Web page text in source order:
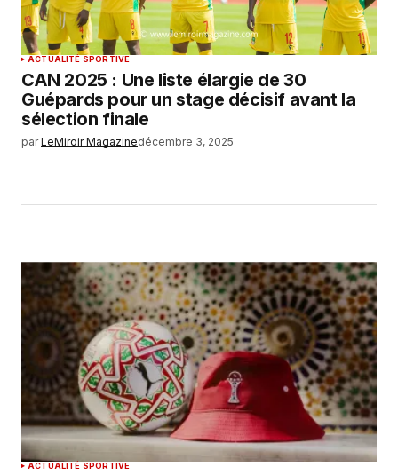
ACTUALITÉ SPORTIVE
CAN 2025 : Une liste élargie de 30
Guépards pour un stage décisif avant la
sélection finale
par LeMiroir Magazinedécembre 3, 2025
ACTUALITÉ SPORTIVE